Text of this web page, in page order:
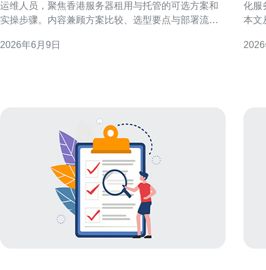
运维人员，聚焦香港服务器租用与托管的可选方案和
实操步骤。内容兼顾方案比较、选型要点与部署流
服务。 香港服务器租用与托管概述 香港因其优越的国
2026年6月9日
化服
本文
益及注意事项。